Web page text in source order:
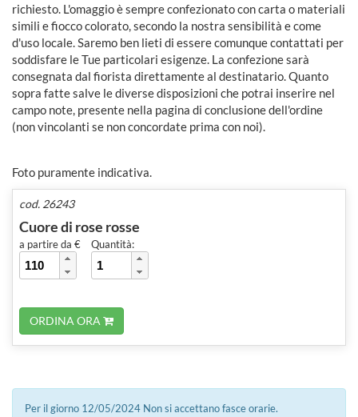
richiesto. L'omaggio è sempre confezionato con carta o materiali
simili e fiocco colorato, secondo la nostra sensibilità e come
d'uso locale. Saremo ben lieti di essere comunque contattati per
soddisfare le Tue particolari esigenze. La confezione sarà
consegnata dal fiorista direttamente al destinatario. Quanto
sopra fatte salve le diverse disposizioni che potrai inserire nel
campo note, presente nella pagina di conclusione dell'ordine
(non vincolanti se non concordate prima con noi).
Foto puramente indicativa.
cod. 26243
Cuore di rose rosse
a partire da € Quantità:
ORDINA ORA
Per il giorno 12/05/2024 Non si accettano fasce orarie.